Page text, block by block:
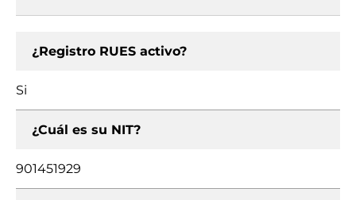
¿Registro RUES activo?
Si
¿Cuál es su NIT?
901451929